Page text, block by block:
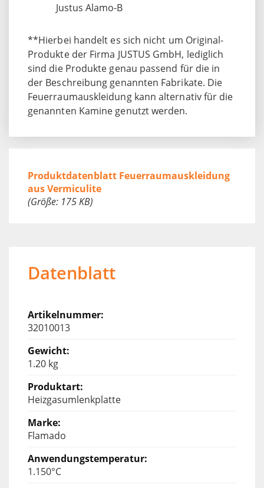
Justus Alamo-B
**Hierbei handelt es sich nicht um Original-
Produkte der Firma JUSTUS GmbH, lediglich
sind die Produkte genau passend für die in
der Beschreibung genannten Fabrikate. Die
Feuerraumauskleidung kann alternativ für die
genannten Kamine genutzt werden.
Produktdatenblatt Feuerraumauskleidung
aus Vermiculite
(Größe: 175 KB)
Datenblatt
32010013
1.20 kg
Heizgasumlenkplatte
Flamado
1.150°C